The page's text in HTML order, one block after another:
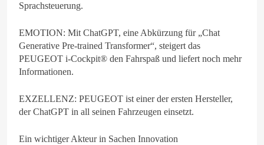
Sprachsteuerung.
EMOTION: Mit ChatGPT, eine Abkürzung für „Chat
Generative Pre-trained Transformer“, steigert das
PEUGEOT i-Cockpit® den Fahrspaß und liefert noch mehr
Informationen.
EXZELLENZ: PEUGEOT ist einer der ersten Hersteller,
der ChatGPT in all seinen Fahrzeugen einsetzt.
Ein wichtiger Akteur in Sachen Innovation